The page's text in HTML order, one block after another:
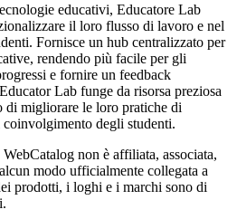
educativi, Educatore Lab
il loro flusso di lavoro e nel
Fornisce un hub centralizzato per
rendendo più facile per gli
e fornire un feedback
Lab funge da risorsa preziosa
di migliorare le loro pratiche di
degli studenti.
non è affiliata, associata,
modo ufficialmente collegata a
prodotti, i loghi e i marchi sono di